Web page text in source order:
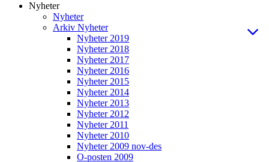
Nyheter
Nyheter
Arkiv Nyheter
Nyheter 2019
Nyheter 2018
Nyheter 2017
Nyheter 2016
Nyheter 2015
Nyheter 2014
Nyheter 2013
Nyheter 2012
Nyheter 2011
Nyheter 2010
Nyheter 2009 nov-des
O-posten 2009